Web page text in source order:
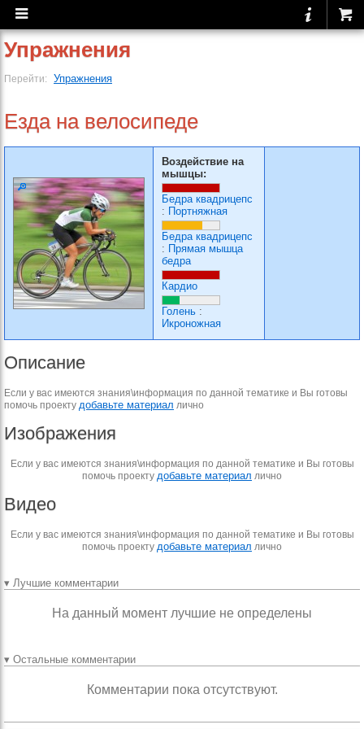
Упражнения
Перейти: Упражнения
Езда на велосипеде
Воздействие на
мышцы:
Бедра квадрицепс
: Портняжная
Бедра квадрицепс
: Прямая мышца
бедра
Кардио
Голень :
Икроножная
Описание
Если у вас имеются знания\информация по данной тематике и Вы готовы
помочь проекту добавьте материал лично
Изображения
Если у вас имеются знания\информация по данной тематике и Вы готовы
помочь проекту добавьте материал лично
Видео
Если у вас имеются знания\информация по данной тематике и Вы готовы
помочь проекту добавьте материал лично
▾ Лучшие комментарии
На данный момент лучшие не определены
▾ Остальные комментарии
Комментарии пока отсутствуют.